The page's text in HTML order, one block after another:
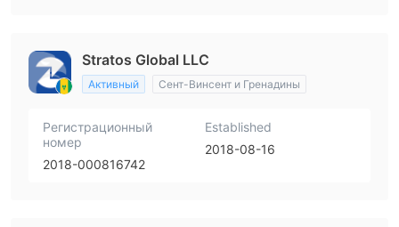
Stratos Global LLC
Активный Сент-Винсент и Гренадины
Регистрационный
номер
2018-000816742
Established
2018-08-16